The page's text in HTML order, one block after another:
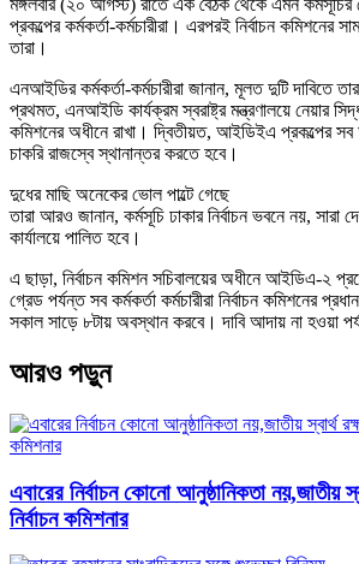
মঙ্গলবার (২০ আগস্ট) রাতে এক বৈঠক থেকে এমন
প্রকল্পের কর্মকর্তা-কর্মচারীরা। এরপরই নির্বাচন কমিশনের
তারা।
এনআইডির কর্মকর্তা-কর্মচারীরা জানান, মূলত দুটি দাবিতে
প্রথমত, এনআইডি কার্যক্রম স্বরাষ্ট্র মন্ত্রণালয়ে নেয়ার
কমিশনের অধীনে রাখা। দ্বিতীয়ত, আইডিইএ প্রকল্পের সব
চাকরি রাজস্বে স্থানান্তর করতে হবে।
দুধের মাছি অনেকের ভোল পাল্টে গেছে
তারা আরও জানান, কর্মসূচি ঢাকার নির্বাচন ভবনে নয়, সারা
কার্যালয়ে পালিত হবে।
এ ছাড়া, নির্বাচন কমিশন সচিবালয়ের অধীনে আইডিএ-২
গ্রেড পর্যন্ত সব কর্মকর্তা কর্মচারীরা নির্বাচন কমিশনের
সকাল সাড়ে ৮টায় অবস্থান করবে। দাবি আদায় না হওয়া
আরও পড়ুন
এবারের নির্বাচন কোনো আনুষ্ঠানিকতা নয়,জাতীয়
নির্বাচন কমিশনার